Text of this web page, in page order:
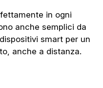
in ogni
anche semplici da
smart per un
anche a distanza.